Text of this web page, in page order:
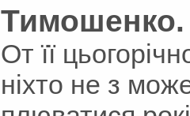
Тимошенко.
От її
ніхто не з